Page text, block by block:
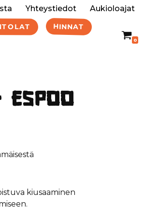
Yhteystiedot Aukioloajat
HINNAT
0
kiusaaminen